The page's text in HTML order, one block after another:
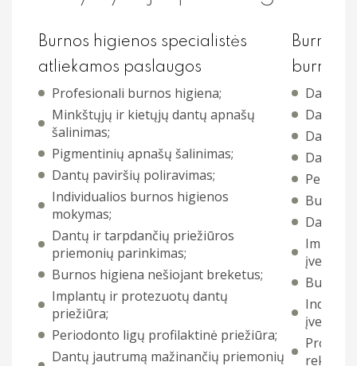
Kitos paslaugos
Burnos higienos specialistės
atliekamos paslaugos
Burnos
burnos
Profesionali burnos higiena;
Minkštųjų ir kietųjų dantų apnašų
šalinimas;
Pigmentinių apnašų šalinimas;
Dantų paviršių poliravimas;
Individualios burnos higienos
mokymas;
Dantų ir tarpdančių priežiūros
priemonių parinkimas;
Burnos higiena nešiojant breketus;
Implantų ir protezuotų dantų
priežiūra;
Periodonto ligų profilaktinė priežiūra;
Dantų jautrumą mažinančių priemonių
Dantų
Dantų
Burnos
Dantų
Burnos